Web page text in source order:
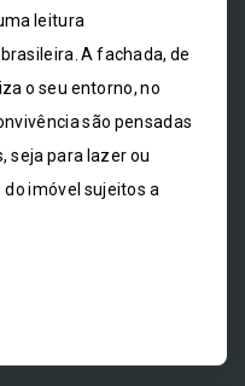
leitura
A fachada, de
o seu entorno, no
são pensadas
seja para lazer ou
imóvel sujeitos a